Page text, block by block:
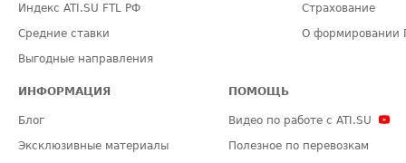
Индекс ATI.SU FTL РФ
Средние ставки
Выгодные направления
Страхование
О формировании
ИНФОРМАЦИЯ
Блог
Эксклюзивные материалы
ПОМОЩЬ
Видео по работе с ATI.SU
Полезное по перевозкам